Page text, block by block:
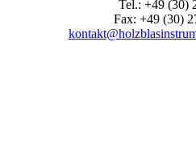
Tel.: +49 (30)
Fax: +49 (30)